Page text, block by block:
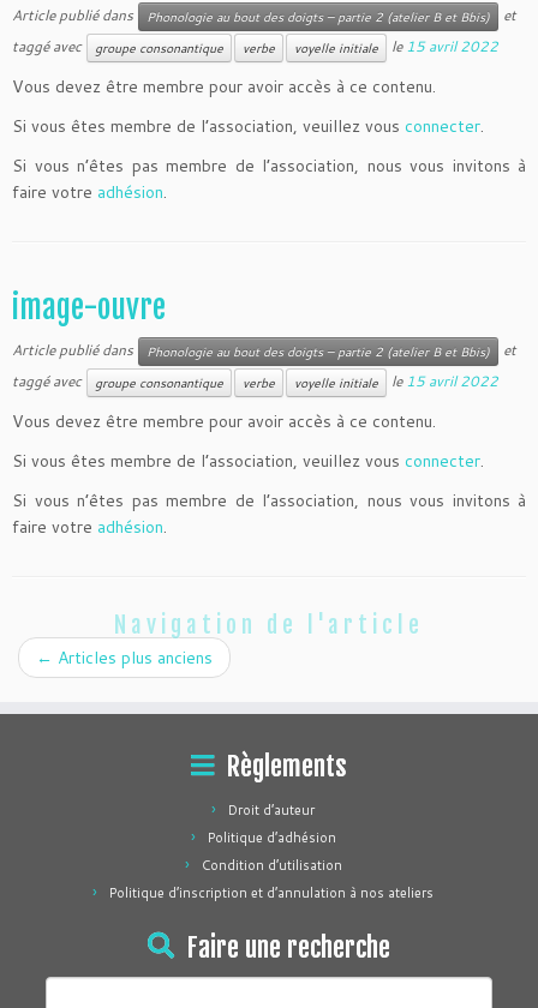
Article publié dans Phonologie au bout des doigts – partie 2 (atelier B et Bbis)
et
taggé avec
groupe consonantique verbe voyelle initiale le15 avril 2022
Vous devez être membre pour avoir accès à ce contenu.
Si vous êtes membre de l’association, veuillez vous connecter.
Si vous n’êtes pas membre de l’association, nous vous invitons à
faire votre adhésion.
image-ouvre
Article publié dans Phonologie au bout des doigts – partie 2 (atelier B et Bbis)
et
taggé avec
groupe consonantique verbe voyelle initiale le15 avril 2022
Vous devez être membre pour avoir accès à ce contenu.
Si vous êtes membre de l’association, veuillez vous connecter.
Si vous n’êtes pas membre de l’association, nous vous invitons à
faire votre adhésion.
Navigation de l'article
← Articles plus anciens
Règlements
Droit d’auteur
Politique d’adhésion
Condition d’utilisation
Politique d’inscription et d’annulation à nos ateliers
Faire une recherche